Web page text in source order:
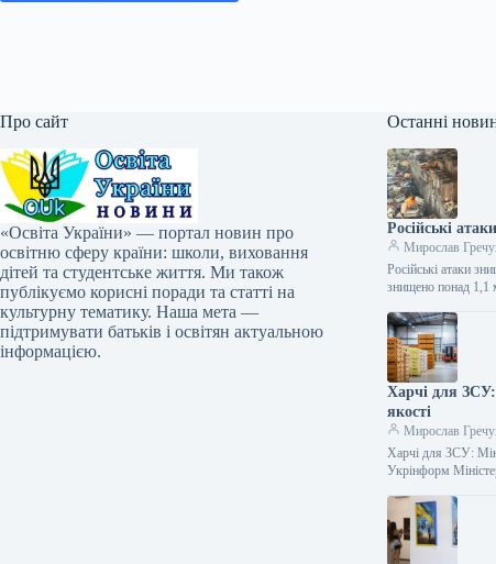
Про сайт
«Освіта України» — портал новин про
освітню сферу країни: школи, виховання
дітей та студентське життя. Ми також
публікуємо корисні поради та статті на
культурну тематику. Наша мета —
підтримувати батьків і освітян актуальною
інформацією.
Останні
Російські
Мирослав
Російські атаки
знищено понад 1,1
Харчі для ЗСУ:
якості
Мирослав
Харчі для ЗСУ:
Укрінформ